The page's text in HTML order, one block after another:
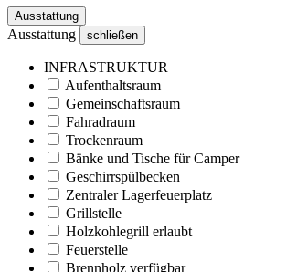
Ausstattung
Ausstattung schließen
INFRASTRUKTUR
Aufenthaltsraum
Gemeinschaftsraum
Fahradraum
Trockenraum
Bänke und Tische für Camper
Geschirrspülbecken
Zentraler Lagerfeuerplatz
Grillstelle
Holzkohlegrill erlaubt
Feuerstelle
Brennholz verfügbar